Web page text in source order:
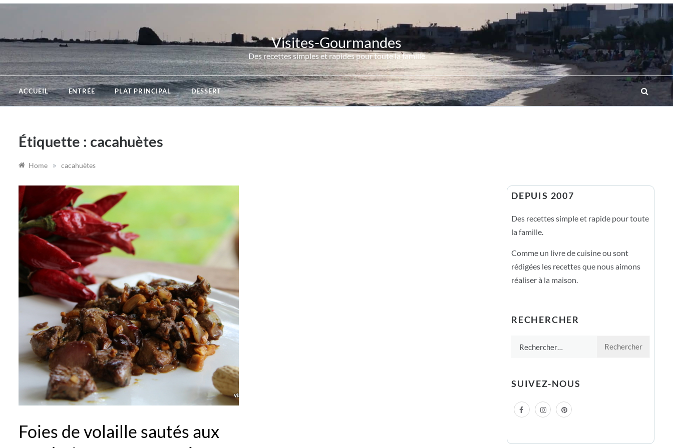
Skip
Visites-Gourmandes
Des recettes simples et rapides pour toute la famille
ACCUEIL ENTRÉE PLAT PRINCIPAL DESSERT
Étiquette : cacahuètes
Home » cacahuètes
Foies de volaille sautés aux
DEPUIS 2007
Des recettes simple et rapide pour toute
la famille.
Comme un livre de cuisine ou sont
rédigées les recettes que nous aimons
réaliser à la maison.
RECHERCHER
SUIVEZ-NOUS